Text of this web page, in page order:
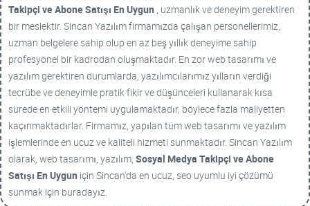
Takipçi ve Abone Satışı En Uygun , uzmanlık ve deneyim gerektiren
bir meslektir. Sincan Yazılım firmamızda çalışan personellerimiz,
uzman belgelere sahip olup en az beş yıllık deneyime sahip
profesyonel bir kadrodan oluşmaktadır. En zor web tasarımı ve
yazılım gerektiren durumlarda, yazılımcılarımız yılların verdiği
tecrübe ve deneyimle pratik fikir ve düşünceleri kullanarak kısa
sürede en etkili yöntemi uygulamaktadır, böylece fazla maliyetten
kaçınmaktadırlar. Firmamız, yapılan tüm web tasarımı ve yazılım
işlemlerinde en ucuz ve kaliteli hizmeti sunmaktadır. Sincan Yazılım
olarak, web tasarımı, yazılım, Sosyal Medya Takipçi ve Abone
Satışı En Uygun için Sincan'da en ucuz, seo uyumlu iyi çözümü
sunmak için buradayız.